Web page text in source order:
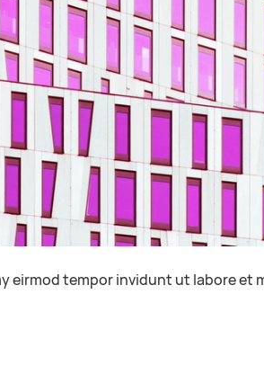
eirmod tempor invidunt ut labore et